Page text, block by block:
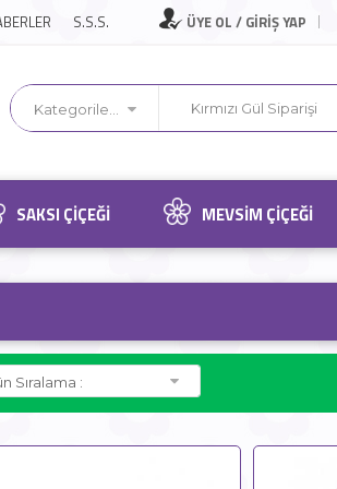
S.S.S. ÜYE OL / GİRİŞ YAP
SAKSI ÇIÇEĞI MEVSIM ÇIÇEĞI
Sıralama :